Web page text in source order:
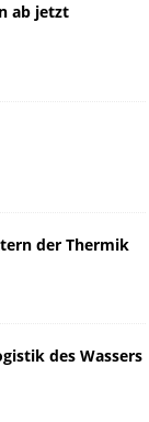
ab jetzt
der Thermik
des Wassers